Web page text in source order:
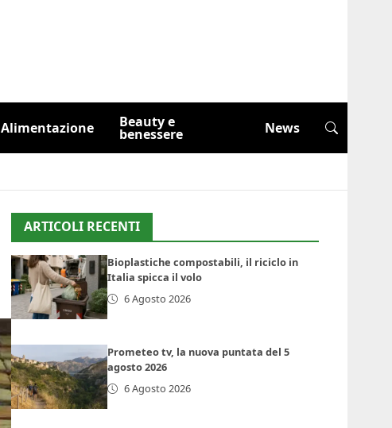
Alimentazione Beauty e
benessere News
ARTICOLI RECENTI
Bioplastiche compostabili, il riciclo in
Italia spicca il volo
6 Agosto 2026
Prometeo tv, la nuova puntata del 5
agosto 2026
6 Agosto 2026